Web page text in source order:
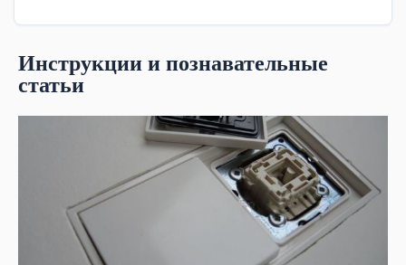
Инструкции и познавательные
статьи